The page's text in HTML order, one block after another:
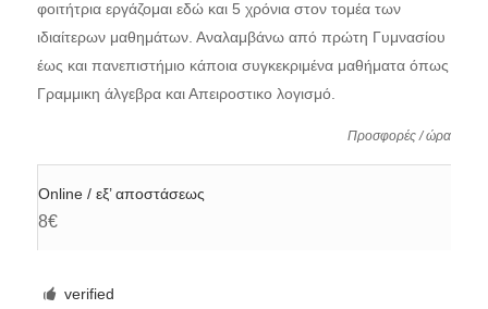
φοιτήτρια εργάζομαι εδώ και 5 χρόνια στον τομέα των
ιδιαίτερων μαθημάτων. Αναλαμβάνω από πρώτη Γυμνασίου
έως και πανεπιστήμιο κάποια συγκεκριμένα μαθήματα όπως
Γραμμικη άλγεβρα και Απειροστικο λογισμό.
Προσφορές / ώρα
Online / εξ’ αποστάσεως
8€
verified